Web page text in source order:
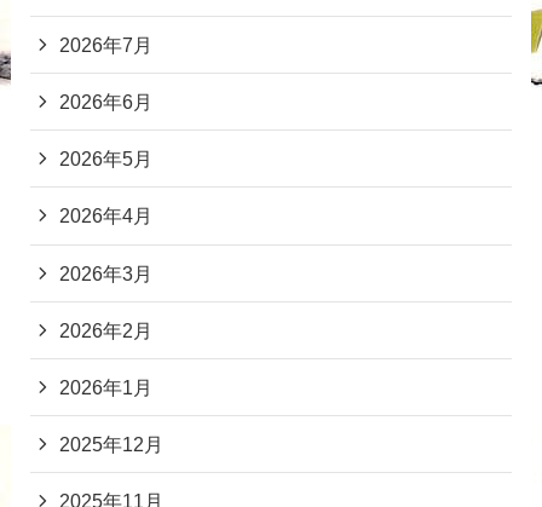
2026年7月
2026年6月
2026年5月
2026年4月
2026年3月
2026年2月
2026年1月
2025年12月
2025年11月